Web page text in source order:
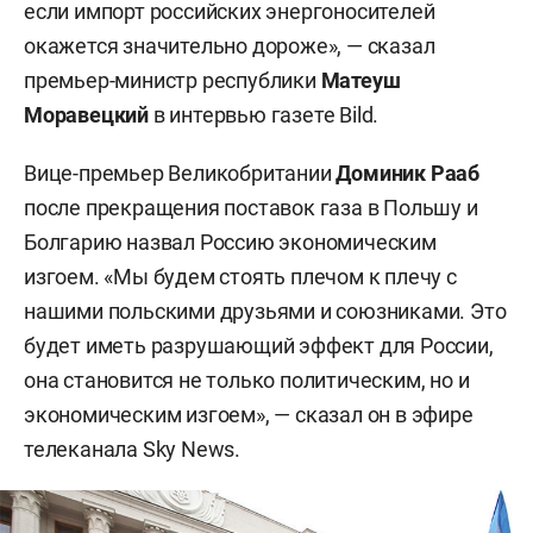
если импорт российских энергоносителей
окажется значительно дороже», — сказал
премьер-министр республики Матеуш
Моравецкий в интервью газете Bild.
Вице-премьер ВеликобританииДоминик Рааб
после прекращения поставок газа в Польшу и
Болгарию назвал Россию экономическим
изгоем. «Мы будем стоять плечом к плечу с
нашими польскими друзьями и союзниками. Это
будет иметь разрушающий эффект для России,
она становится не только политическим, но и
экономическим изгоем», — сказал он в эфире
телеканала Sky News.